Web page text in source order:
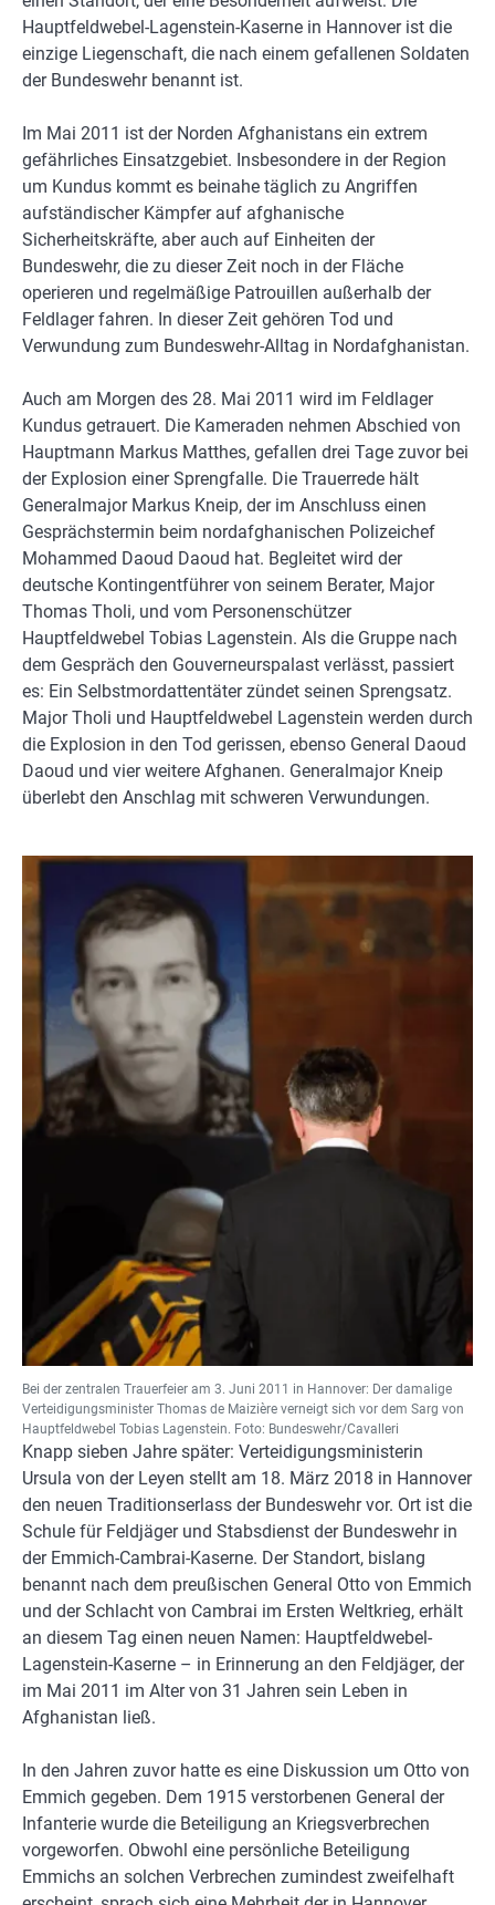
Hauptfeldwebel-Lagenstein-Kaserne in Hannover ist die
einzige Liegenschaft, die nach einem gefallenen Soldaten
der Bundeswehr benannt ist.
Im Mai 2011 ist der Norden Afghanistans ein extrem
gefährliches Einsatzgebiet. Insbesondere in der Region
um Kundus kommt es beinahe täglich zu Angriffen
aufständischer Kämpfer auf afghanische
Sicherheitskräfte, aber auch auf Einheiten der
Bundeswehr, die zu dieser Zeit noch in der Fläche
operieren und regelmäßige Patrouillen außerhalb der
Feldlager fahren. In dieser Zeit gehören Tod und
Verwundung zum Bundeswehr-Alltag in Nordafghanistan.
Auch am Morgen des 28. Mai 2011 wird im Feldlager
Kundus getrauert. Die Kameraden nehmen Abschied von
Hauptmann Markus Matthes, gefallen drei Tage zuvor bei
der Explosion einer Sprengfalle. Die Trauerrede hält
Generalmajor Markus Kneip, der im Anschluss einen
Gesprächstermin beim nordafghanischen Polizeichef
Mohammed Daoud Daoud hat. Begleitet wird der
deutsche Kontingentführer von seinem Berater, Major
Thomas Tholi, und vom Personenschützer
Hauptfeldwebel Tobias Lagenstein. Als die Gruppe nach
dem Gespräch den Gouverneurspalast verlässt, passiert
es: Ein Selbstmordattentäter zündet seinen Sprengsatz.
Major Tholi und Hauptfeldwebel Lagenstein werden durch
die Explosion in den Tod gerissen, ebenso General Daoud
Daoud und vier weitere Afghanen. Generalmajor Kneip
überlebt den Anschlag mit schweren Verwundungen.
Bei der zentralen Trauerfeier am 3. Juni 2011 in Hannover: Der damalige
Verteidigungsminister Thomas de Maizière verneigt sich vor dem Sarg von
Hauptfeldwebel Tobias Lagenstein. Foto: Bundeswehr/Cavalleri
Knapp sieben Jahre später: Verteidigungsministerin
Ursula von der Leyen stellt am 18. März 2018 in Hannover
den neuen Traditionserlass der Bundeswehr vor. Ort ist die
Schule für Feldjäger und Stabsdienst der Bundeswehr in
der Emmich-Cambrai-Kaserne. Der Standort, bislang
benannt nach dem preußischen General Otto von Emmich
und der Schlacht von Cambrai im Ersten Weltkrieg, erhält
an diesem Tag einen neuen Namen: Hauptfeldwebel-
Lagenstein-Kaserne – in Erinnerung an den Feldjäger, der
im Mai 2011 im Alter von 31 Jahren sein Leben in
Afghanistan ließ.
In den Jahren zuvor hatte es eine Diskussion um Otto von
Emmich gegeben. Dem 1915 verstorbenen General der
Infanterie wurde die Beteiligung an Kriegsverbrechen
vorgeworfen. Obwohl eine persönliche Beteiligung
Emmichs an solchen Verbrechen zumindest zweifelhaft